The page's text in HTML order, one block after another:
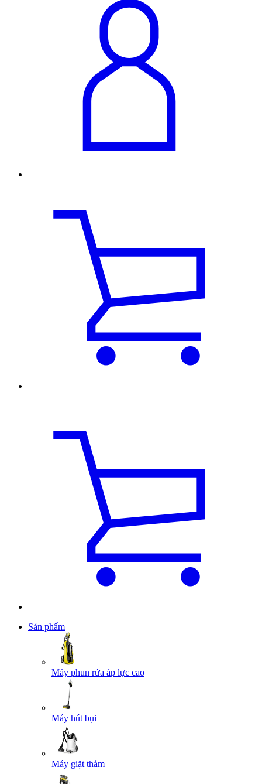
Sản phẩm
Máy phun rửa áp lực cao
Máy hút bụi
Máy giặt thảm